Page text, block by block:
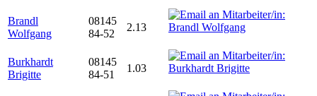
Brandl
Wolfgang
08145
84-52
2.13
Burkhardt
Brigitte
08145
84-51
1.03